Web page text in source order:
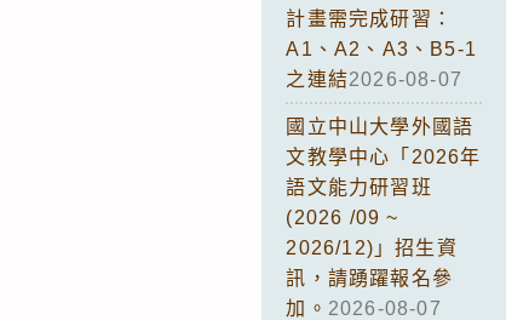
計畫需完成研習：
A1、A2、A3、B5-1
之連結2026-08-07
國立中山大學外國語
文教學中心「2026年
語文能力研習班
(2026 /09 ~
2026/12)」招生資
訊，請踴躍報名參
加。 2026-08-07